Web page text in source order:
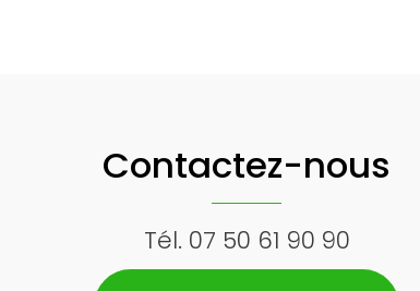
Contactez-nous
Tél. 07 50 61 90 90